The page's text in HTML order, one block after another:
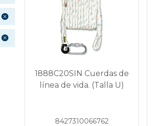
1888C20SIN Cuerdas de
línea de vida. (Talla U)
8427310066762